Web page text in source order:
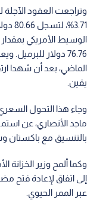
الماضي، بعد أن شهدا
يقين.
وجاء هذا التحول
ماجد الأنصاري، عن
بالتنسيق مع باكستان
وكما ألمح وزير
إلى اتفاق لإعادة فتح
عبر الممر الحيوي.